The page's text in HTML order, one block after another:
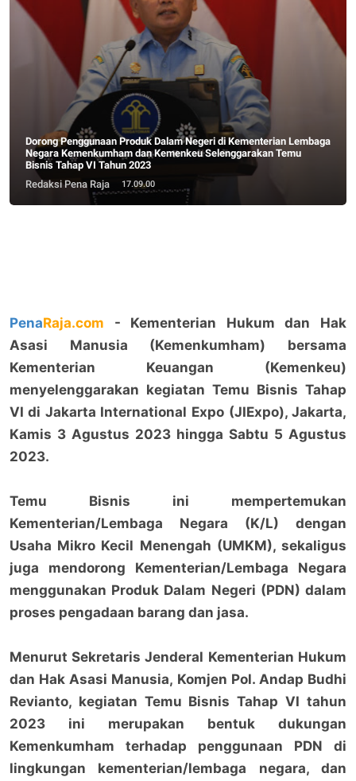
Dorong Penggunaan Produk Dalam Negeri di Kementerian Lembaga
Negara Kemenkumham dan Kemenkeu Selenggarakan Temu
Bisnis Tahap VI Tahun 2023
Redaksi Pena Raja
17.09.00
PenaRaja.com - Kementerian Hukum dan Hak
Asasi Manusia (Kemenkumham) bersama
Kementerian Keuangan (Kemenkeu)
menyelenggarakan kegiatan Temu Bisnis Tahap
VI di Jakarta International Expo (JIExpo), Jakarta,
Kamis 3 Agustus 2023 hingga Sabtu 5 Agustus
2023.
Temu Bisnis ini mempertemukan
Kementerian/Lembaga Negara (K/L) dengan
Usaha Mikro Kecil Menengah (UMKM), sekaligus
juga mendorong Kementerian/Lembaga Negara
menggunakan Produk Dalam Negeri (PDN) dalam
proses pengadaan barang dan jasa.
Menurut Sekretaris Jenderal Kementerian Hukum
dan Hak Asasi Manusia, Komjen Pol. Andap Budhi
Revianto, kegiatan Temu Bisnis Tahap VI tahun
2023 ini merupakan bentuk dukungan
Kemenkumham terhadap penggunaan PDN di
lingkungan kementerian/lembaga negara, dan